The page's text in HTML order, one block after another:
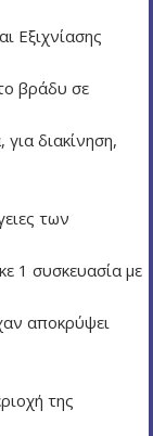
Εξιχνίασης
βράδυ σε
διακίνηση,
των
1 συσκευασία με
αποκρύψει
της